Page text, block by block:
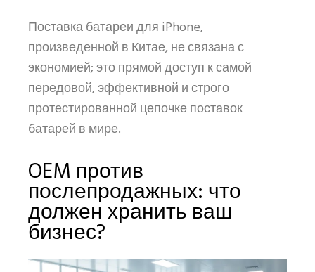
Поставка батареи для iPhone,
произведенной в Китае, не связана с
экономией; это прямой доступ к самой
передовой, эффективной и строго
протестированной цепочке поставок
батарей в мире.
OEM против
послепродажных: что
должен хранить ваш
бизнес?